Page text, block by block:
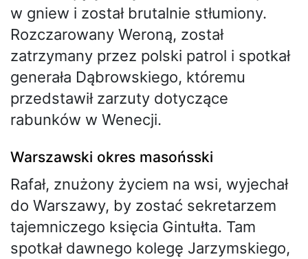
w gniew i został brutalnie stłumiony.
Rozczarowany Weroną, został
zatrzymany przez polski patrol i spotkał
generała Dąbrowskiego, któremu
przedstawił zarzuty dotyczące
rabunków w Wenecji.
Warszawski okres masońsski
Rafał, znużony życiem na wsi, wyjechał
do Warszawy, by zostać sekretarzem
tajemniczego księcia Gintułta. Tam
spotkał dawnego kolegę Jarzymskiego,